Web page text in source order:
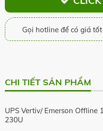
Gọi hotline để có giá
CHI TIẾT SẢN PHẨM
UPS Vertiv/ Emerson Offline
230U